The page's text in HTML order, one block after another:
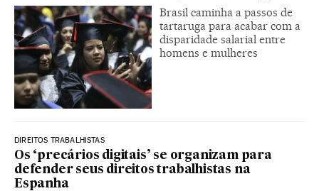
Brasil caminha a passos de
tartaruga para acabar com a
disparidade salarial entre
homens e mulheres
DIREITOS TRABALHISTAS
Os ‘precários digitais’ se organizam para
defender seus direitos trabalhistas na
Espanha